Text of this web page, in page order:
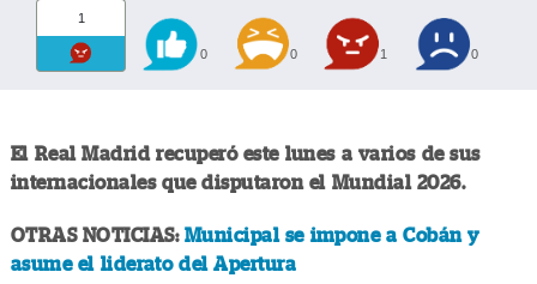
1
0 0 1 0
El Real Madrid recuperó este lunes a varios de sus
internacionales que disputaron el Mundial 2026.
OTRAS NOTICIAS: Municipal se impone a Cobán y
asume el liderato del Apertura